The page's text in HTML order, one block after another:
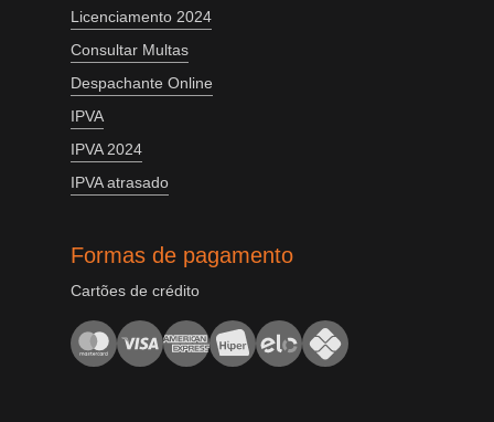
Licenciamento 2024
Consultar Multas
Despachante Online
IPVA
IPVA 2024
IPVA atrasado
Formas de pagamento
Cartões de crédito